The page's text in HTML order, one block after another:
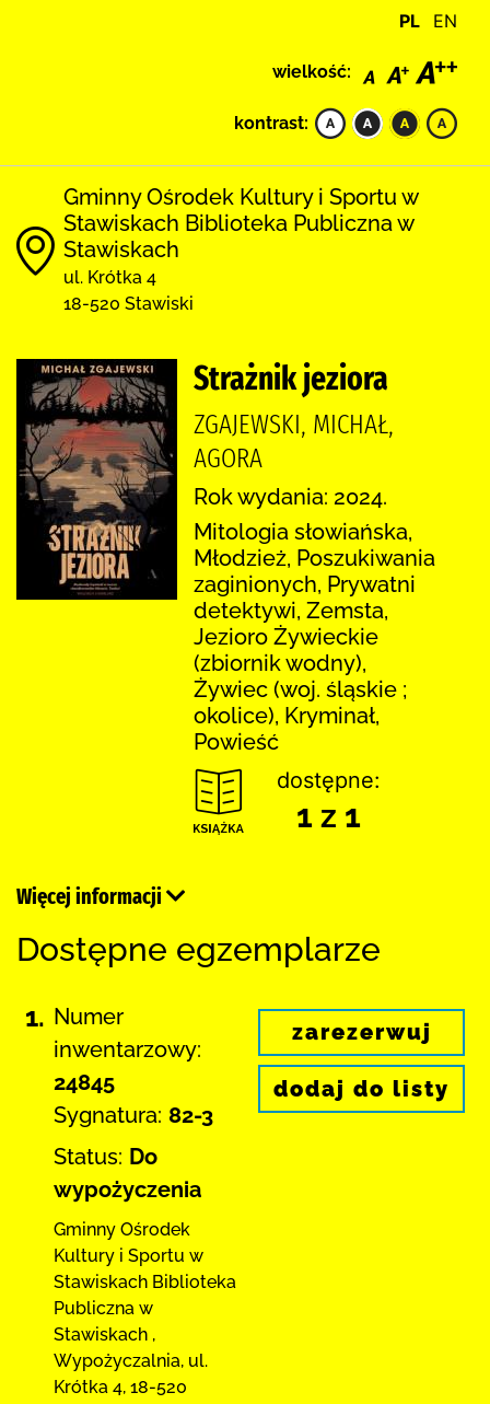
PL EN
wielkość:
kontrast:
Gminny Ośrodek Kultury i Sportu w
Stawiskach Biblioteka Publiczna w
Stawiskach
ul. Krótka 4
18-520 Stawiski
Strażnik jeziora
ZGAJEWSKI, MICHAŁ,
AGORA
Rok wydania: 2024.
Mitologia słowiańska,
Młodzież, Poszukiwania
zaginionych, Prywatni
detektywi, Zemsta,
Jezioro Żywieckie
(zbiornik wodny),
Żywiec (woj. śląskie ;
okolice), Kryminał,
Powieść
dostępne:
1 z 1
Więcej informacji
Dostępne egzemplarze
1. Numer
inwentarzowy:
24845
Sygnatura: 82-3
Status: Do
wypożyczenia
Gminny Ośrodek
Kultury i Sportu w
Stawiskach Biblioteka
Publiczna w
Stawiskach ,
Wypożyczalnia, ul.
Krótka 4, 18-520
zarezerwuj
dodaj do listy